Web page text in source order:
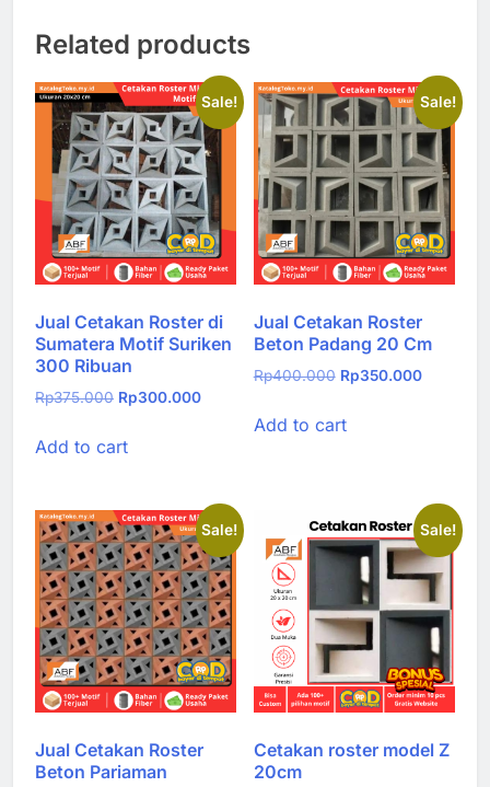
Related products
Sale!
Jual Cetakan Roster di
Sumatera Motif Suriken
300 Ribuan
Rp375.000 Original
was:
Rp300.000Current
Add to cart
Sale!
Jual Cetakan Roster
Beton Padang 20 Cm
Rp400.000 Original
was:
Rp350.000Current
Add to cart
Sale!
Jual Cetakan Roster
Beton Pariaman
Sale!
Cetakan roster model Z
20cm